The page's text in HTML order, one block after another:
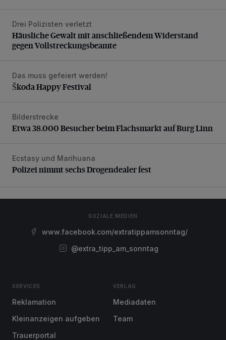
Häusliche Gewalt mit anschließendem Widerstand gegen
Drei Polizisten verletzt
Häusliche Gewalt mit anschließendem Widerstand
gegen Vollstreckungsbeamte
Škoda Happy Festival
Das muss gefeiert werden!
Škoda Happy Festival
Etwa 38.000 Besucher beim Flachsmarkt auf Burg Linn
Bilderstrecke
Etwa 38.000 Besucher beim Flachsmarkt auf Burg Linn
Polizei nimmt sechs Drogendealer fest
Ecstasy und Marihuana
Polizei nimmt sechs Drogendealer fest
SOZIALE MEDIEN
www.facebook.com/extratippamsonntag/
@extra_tipp_am_sonntag
SERVICES
Reklamation
Kleinanzeigen aufgeben
Trauerportal
VERLAG
Mediadaten
Team